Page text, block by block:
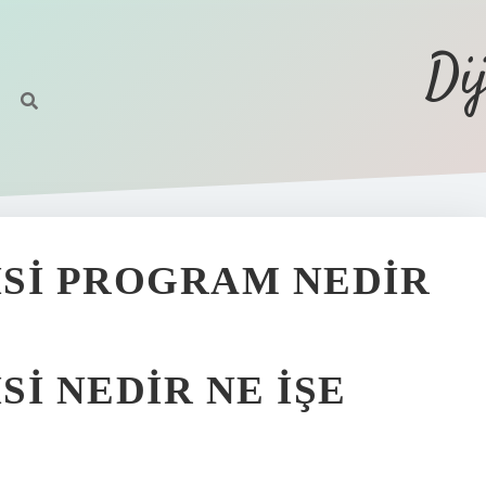
PROGRAM NEDIR
NEDIR NE IŞE